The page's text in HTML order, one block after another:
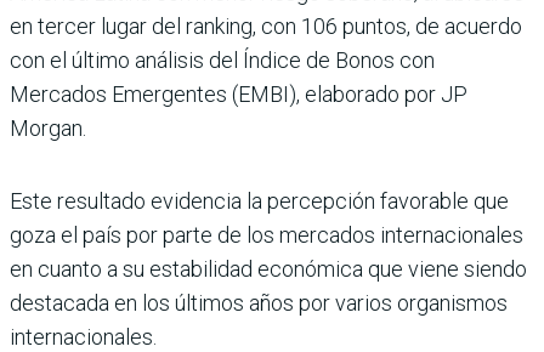
en ter­cer lugar del ranking, con 106 puntos, de acuerdo
con el último análisis del Índice de Bonos con
Mercados Emer­gentes (EMBI), elaborado por JP
Morgan.
Este resultado evidencia la percepción favorable que
goza el país por parte de los mercados internacionales
en cuanto a su estabilidad económica que viene siendo
destacada en los últimos años por varios organismos
inter­nacionales.